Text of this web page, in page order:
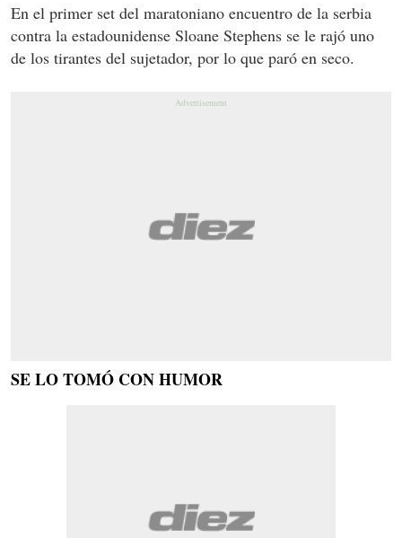
En el primer set del maratoniano encuentro de la serbia
contra la estadounidense Sloane Stephens se le rajó uno
de los tirantes del sujetador, por lo que paró en seco.
SE LO TOMÓ CON HUMOR